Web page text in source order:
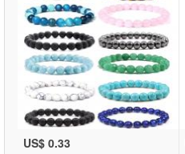
US$ 0.33